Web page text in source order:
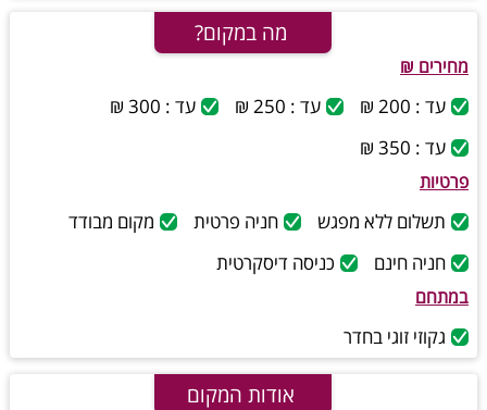
מה במקום?
מחירים ₪
עד : 200 ₪ עד : 250 ₪
עד : 300 ₪
עד : 350 ₪
פרטיות
תשלום ללא מפגש חניה פרטית
מקום מבודד
חניה חינם
כניסה דיסקרטית
במתחם
גקוזי זוגי בחדר
אודות המקום